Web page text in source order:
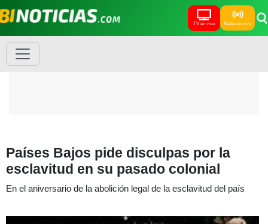
TV en vivo Radio en vivo
Países Bajos pide disculpas por la
esclavitud en su pasado colonial
En el aniversario de la abolición legal de la esclavitud del país